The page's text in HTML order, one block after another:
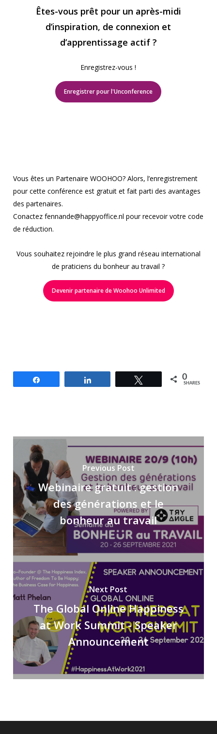
Êtes-vous prêt pour un après-midi
d’inspiration, de connexion et
d’apprentissage actif ?
Enregistrez-vous !
Enregistrer pour l'Unconference
Vous êtes un Partenaire WOOHOO? Alors, l’enregistrement
pour cette conférence est gratuit et fait parti des avantages
des partenaires.
Conactez fennande@happyoffice.nl pour recevoir votre code
de réduction.
Vous souhaitez rejoindre le plus grand réseau international
de praticiens du bonheur au travail ?
Devenir partenaire de Woohoo Unlimited
0
SHARES
Previous Post
Webinaire gratuit : gestion
des générations et le
bonheur au travail
Next Post
The Global Online Happiness
at Work Summit - Speaker
Announcement